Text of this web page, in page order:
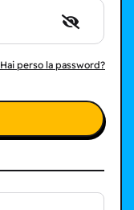
Hai perso la password?